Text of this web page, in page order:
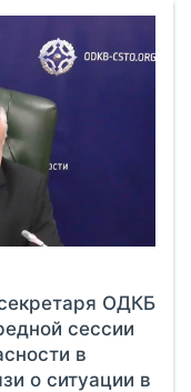
ОДКБ
сессии
в
о ситуации в